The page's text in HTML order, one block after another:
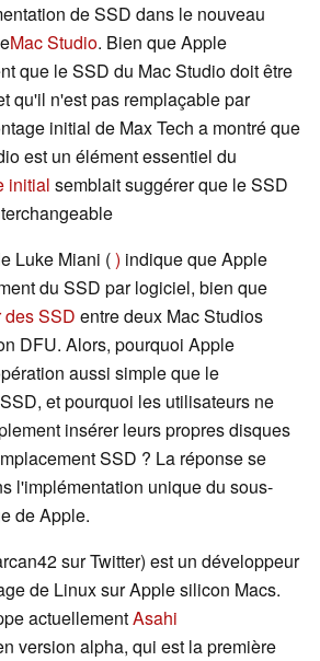
de SSD dans le nouveau
Mac Studio. Bien que Apple
que le SSD du Mac Studio doit être
qu'il n'est pas remplaçable par
initial de Max Tech a montré que
est un élément essentiel du
initial semblait suggérer que le SSD
Luke Miani () indique que Apple
du SSD par logiciel, bien que
des SSD entre deux Mac Studios
DFU. Alors, pourquoi Apple
aussi simple que le
et pourquoi les utilisateurs ne
insérer leurs propres disques
SSD ? La réponse se
l'implémentation unique du sous-
de Apple.
sur Twitter) est un développeur
de Linux sur Apple silicon Macs.
actuellementAsahi
version alpha, qui est la première